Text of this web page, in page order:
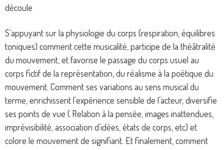
découle
S’appuyant sur la physiologie du corps (respiration, équilibres
toniques) comment cette musicalité, participe de la théâtralité
du mouvement, et favorise le passage du corps usuel au
corps fictif de la représentation, du réalisme à la poétique du
mouvement. Comment ses variations au sens musical du
terme, enrichissent l’expérience sensible de l’acteur, diversifie
ses points de vue ( Relation à la pensée, images inattendues,
imprévisibilité, association d’idées, états de corps, etc) et
colore le mouvement de signifiant. Et finalement, comment